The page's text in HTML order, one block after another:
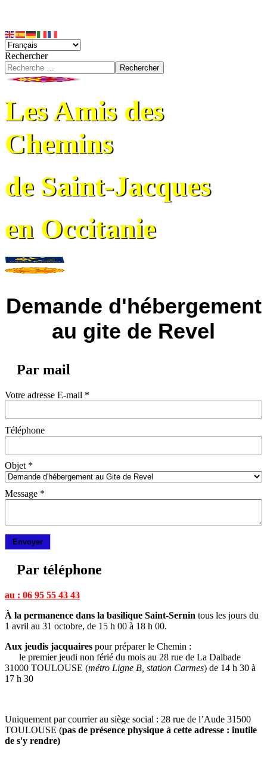
Rechercher
Rechercher
Les Amis des
Chemins
de Saint-Jacques
en Occitanie
Demande d'hébergement
au gite de Revel
Par mail
Votre adresse E-mail *
Téléphone
Objet *
Message *
Envoyer
Par téléphone
au : 06 95 55 43 43
À la permanence dans la basilique Saint-Sernin tous les jours du
1 avril au 31 octobre, de 15 h 00 à 18 h 00.
Aux jeudis jacquaires pour préparer le Chemin :
le premier jeudi non férié du mois au 28 rue de La Dalbade
31000 TOULOUSE (métro Ligne B, station Carmes) de 14 h 30 à
17 h 30
Uniquement par courrier au siège social : 28 rue de l’Aude 31500
TOULOUSE (pas de présence physique à cette adresse : inutile
de s'y rendre)